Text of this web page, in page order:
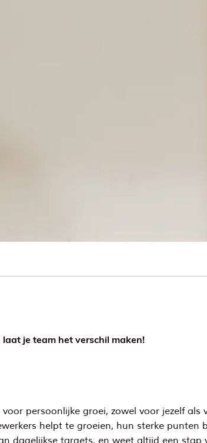
je team het verschil maken!
persoonlijke groei, zowel voor jezelf
helpt te groeien, hun sterke punten
dagelijkse targets, en weet altijd een